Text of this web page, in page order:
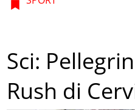
Sci:
Rush di